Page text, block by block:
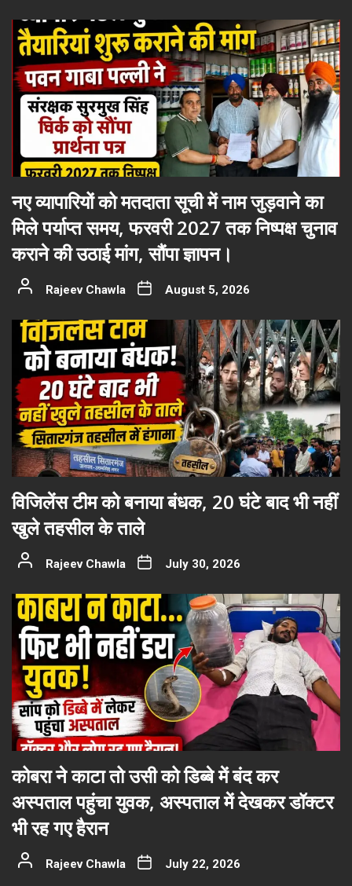
नए व्यापारियों को मतदाता सूची में नाम जुड़वाने का
मिले पर्याप्त समय, फरवरी 2027 तक निष्पक्ष चुनाव
कराने की उठाई मांग, सौंपा ज्ञापन।
Rajeev Chawla August 5, 2026
विजिलेंस टीम को बनाया बंधक, 20 घंटे बाद भी नहीं
खुले तहसील के ताले
Rajeev Chawla July 30, 2026
कोबरा ने काटा तो उसी को डिब्बे में बंद कर
अस्पताल पहुंचा युवक, अस्पताल में देखकर डॉक्टर
भी रह गए हैरान
Rajeev Chawla July 22, 2026